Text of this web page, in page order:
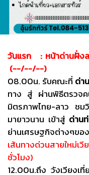
วันแรก : หน้าด่านฝั่งล
(--/--/--)
08.00น. รับคณะที่ ด่า
ทาง สู่ ผ่านพิธีตรวจค
มิตรภาพไทย-ลาว ชมวิ
มายาวนาน เข้าสู่ ด่าน
ย่านเศรษฐกิจต่างๆขอ
เส้นทางด่วนสายใหม่
ชั่วโมง)
12.00น.ถึง วังเวียงเที่